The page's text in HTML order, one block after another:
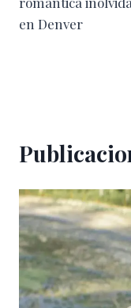
entradas
en Denver